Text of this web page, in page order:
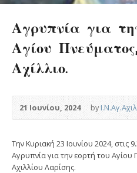
Αγρυπνία για
Αγίου
Αχίλλιο.
21 Ιουνίου, 2024 by
Την Κυριακή 23 Ιουνίου 2024, στις
Αγρυπνία για την εορτή του Αγίου
Αχιλλίου Λαρίσης.